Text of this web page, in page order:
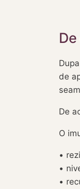
de
De
O
•
•
•